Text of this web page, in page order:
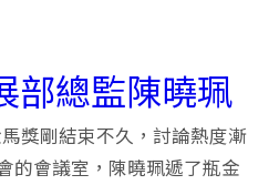
部總監陳曉珮
獎剛結束不久，討論熱度漸
的會議室，陳曉珮遞了瓶金